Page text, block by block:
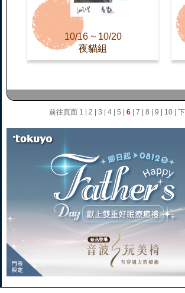
10/16 ~ 10/20
夜貓組
前往頁面 1 2 3 4| 5 6| 7 8 9 10|